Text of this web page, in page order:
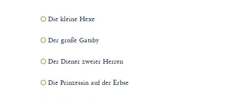
Die kleine Hexe
Der große Gatsby
Der Diener zweier Herren
Die Prinzessin auf der Erbse